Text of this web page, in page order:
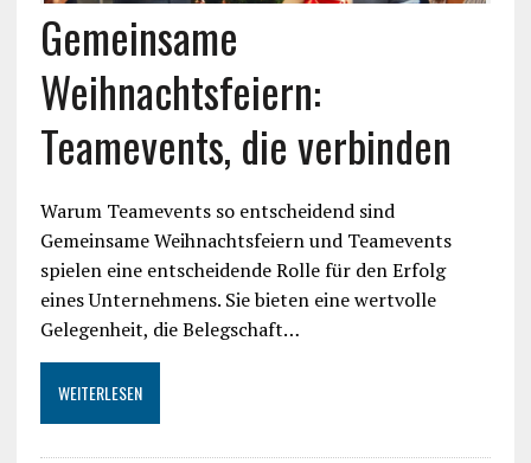
Gemeinsame
Weihnachtsfeiern:
Teamevents, die verbinden
Warum Teamevents so entscheidend sind
Gemeinsame Weihnachtsfeiern und Teamevents
spielen eine entscheidende Rolle für den Erfolg
eines Unternehmens. Sie bieten eine wertvolle
Gelegenheit, die Belegschaft…
WEITERLESEN